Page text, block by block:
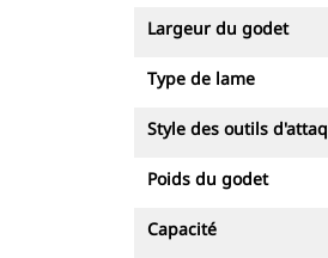
Largeur du godet
Type de lame
Style des outils
Poids du godet
Capacité